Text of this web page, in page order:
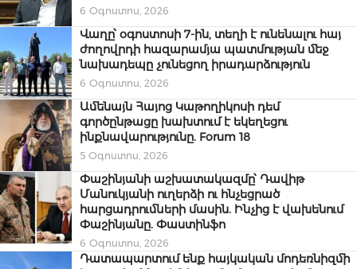
6 Օգոստոս, 2026
Վաղը՝ օգոստոսի 7-ին, տեղի է ունենալու հայ
ժողովրդի հազարամյա պատմության մեջ
նախադեպը չունեցող իրադարձություն
6 Օգոստոս, 2026
Ամենայն Հայոց Կաթողիկոսի դեմ
գործընթացը խախտում է եկեղեցու
ինքնավարությունը. Forum 18
5 Օգոստոս, 2026
Փաշինյանի աշխատակազմը՝ Դավիթ
Մանուկյանի ուղերձի ու հնչեցրած
հարցադրումների մասին. Ինչից է վախենում
Փաշինյանը. Փաստինֆո
6 Օգոստոս, 2026
Դատապարտում ենք հայկական մոդեռնիզմի